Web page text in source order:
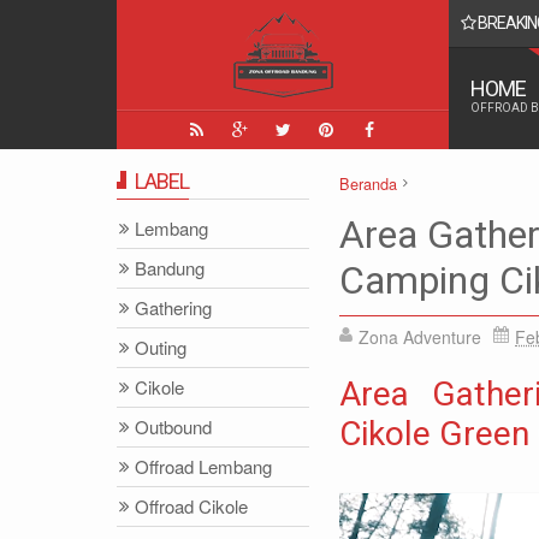
HOME
OFFROAD
Beranda
Bandung
Camping
Green Grass
Lembang
Area Gathering, Outing
Area
Camping
Zona Adventure
Area
Cikole Green
LABEL
Lembang
Bandung
Gathering
Outing
Cikole
Outbound
Offroad Lembang
Offroad Cikole